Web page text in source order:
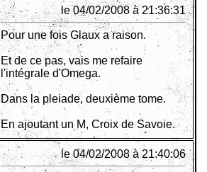
le 04/02/2008 à 21:36:31
Pour une fois Glaux a raison.
Et de ce pas, vais me refaire
l'intégrale d'Omega.
Dans la pleiade, deuxième tome.
En ajoutant un M, Croix de Savoie.
le 04/02/2008 à 21:40:06